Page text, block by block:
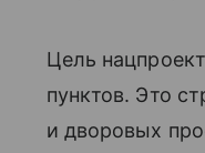
Цель
пунктов. Это
и дворовых